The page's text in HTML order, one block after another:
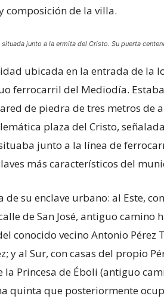
composición de la villa.
junto a la ermita del Cristo. Su puerta
ubicada en la entrada de la
ferrocarril del Mediodía. Estaba
de piedra de tres metros de
plaza del Cristo,
junto a la línea de
más característicos del
su enclave urbano: al Este,
de San José, antiguo camino
conocido vecino Antonio Pérez
y al Sur, con casas del propio
Princesa de Éboli (antiguo
quinta que posteriormente